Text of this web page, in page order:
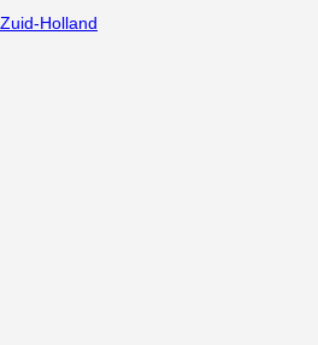
Zuid-Holland